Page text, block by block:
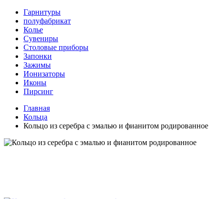
Гарнитуры
полуфабрикат
Колье
Сувениры
Столовые приборы
Запонки
Зажимы
Ионизаторы
Иконы
Пирсинг
Главная
Кольца
Кольцо из серебра с эмалью и фианитом родированное